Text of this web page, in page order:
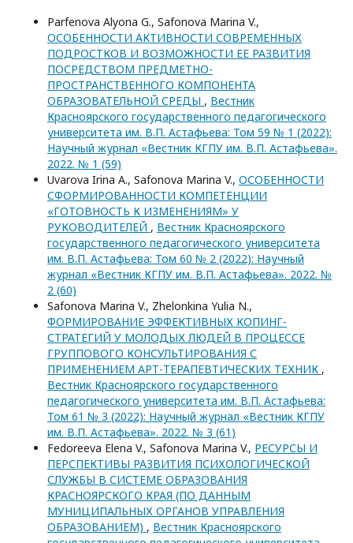
Parfenova Alyona G., Safonova Marina V.,
ОСОБЕННОСТИ АКТИВНОСТИ СОВРЕМЕННЫХ
ПОДРОСТКОВ И ВОЗМОЖНОСТИ ЕЕ РАЗВИТИЯ
ПОСРЕДСТВОМ ПРЕДМЕТНО-
ПРОСТРАНСТВЕННОГО КОМПОНЕНТА
ОБРАЗОВАТЕЛЬНОЙ СРЕДЫ , Вестник
Красноярского государственного педагогического
университета им. В.П. Астафьева: Том 59 № 1 (2022):
Научный журнал «Вестник КГПУ им. В.П. Астафьева».
2022. № 1 (59)
Uvarova Irina A., Safonova Marina V., ОСОБЕННОСТИ
СФОРМИРОВАННОСТИ КОМПЕТЕНЦИИ
«ГОТОВНОСТЬ К ИЗМЕНЕНИЯМ» У
РУКОВОДИТЕЛЕЙ , Вестник Красноярского
государственного педагогического университета
им. В.П. Астафьева: Том 60 № 2 (2022): Научный
журнал «Вестник КГПУ им. В.П. Астафьева». 2022. №
2 (60)
Safonova Marina V., Zhelonkina Yulia N.,
ФОРМИРОВАНИЕ ЭФФЕКТИВНЫХ КОПИНГ-
СТРАТЕГИЙ У МОЛОДЫХ ЛЮДЕЙ В ПРОЦЕССЕ
ГРУППОВОГО КОНСУЛЬТИРОВАНИЯ С
ПРИМЕНЕНИЕМ АРТ-ТЕРАПЕВТИЧЕСКИХ ТЕХНИК ,
Вестник Красноярского государственного
педагогического университета им. В.П. Астафьева:
Том 61 № 3 (2022): Научный журнал «Вестник КГПУ
им. В.П. Астафьева». 2022. № 3 (61)
Fedoreeva Elena V., Safonova Marina V., РЕСУРСЫ И
ПЕРСПЕКТИВЫ РАЗВИТИЯ ПСИХОЛОГИЧЕСКОЙ
СЛУЖБЫ В СИСТЕМЕ ОБРАЗОВАНИЯ
КРАСНОЯРСКОГО КРАЯ (ПО ДАННЫМ
МУНИЦИПАЛЬНЫХ ОРГАНОВ УПРАВЛЕНИЯ
ОБРАЗОВАНИЕМ) , Вестник Красноярского